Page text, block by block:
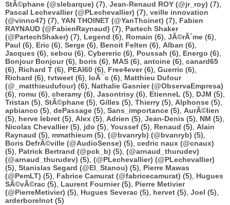
StÃ©phane (@slebarque) (7), Jean-Renaud ROY (@jr_roy) (7),
Pascal Lechevallier (@PLechevallier) (7), veille innovation
(@vinno47) (7), YAN THOINET (@YanThoinet) (7), Fabien
RAYNAUD (@FabienRaynaud) (7), Partech Shaker
(@PartechShaker) (7), Legend (6), Romain (6), JÃ©rÃ´me (6),
Paul (6), Eric (6), Serge (6), Benoit Felten (6), Alban (6),
Jacques (6), sebou (6), Cybereric (6), Poussah (6), Energo (6),
Bonjour Bonjour(6), boris (6), MAS (6), antoine (6), canard65
(6), Richard T (6), PEAI60 (6), Free4ever(6), Guerric (6),
Richard (6), tvtweet (6), loÃ¯c (6), Matthieu Dufour
(@_matthieudufour) (6), Nathalie Gasnier (@ObservaEmpresa)
(6), romu (6), cheramy (6), Jasontrisy (6), EtienneL (5), DJM (5),
Tristan (5), StÃ©phane (5), Gilles (5), Thierry (5), Alphonse (5),
apbianco (5), dePassage (5), Sans_importance (5), AurÃ©lien
(5), herve lebret (5), Alex (5), Adrien (5), Jean-Denis (5), NM (5),
Nicolas Chevallier(5), jdo (5), Youssef (5), Renaud (5), Alain
Raynaud (5), mmathieum (5), (@bvanryb) (@bvanryb) (5),
Boris DefrÃ©ville (@AudioSense) (5), cedric naux (@cnaux)
(5), Patrick Bertrand (@pck_b) (5), (@arnaud_thurudev)
(@arnaud_thurudev) (5), (@PLechevallier) (@PLechevallier)
(5), Stanislas Segard (@El_Stanou) (5), Pierre Mawas
(@PemLT) (5), Fabrice Camurat (@fabricecamurat) (5), Hugues
SÃ©vÃ©rac (5), Laurent Fournier(5), Pierre Metivier
(@PierreMetivier) (5), Hugues Severac (5), hervet (5), Joel (5),
arderborelnot (5)